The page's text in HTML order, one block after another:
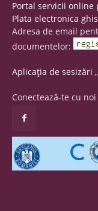
Portal servicii online
Plata electronica
Adresa de email
documentelor:
Aplicația de sesizări
Conectează-te cu noi